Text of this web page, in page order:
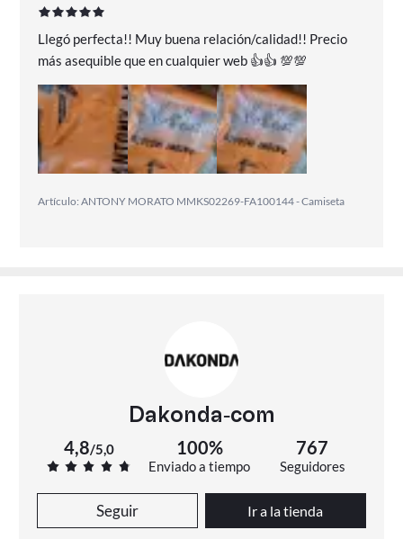
Llegó perfecta!! Muy buena relación/calidad!! Precio
más asequible que en cualquier web 👍👍 💯💯
Artículo: ANTONY MORATO MMKS02269-FA100144 - Camiseta
Dakonda-com
4,8/5,0 100%
Enviado a tiempo
767
Seguidores
Seguir Ir a la tienda